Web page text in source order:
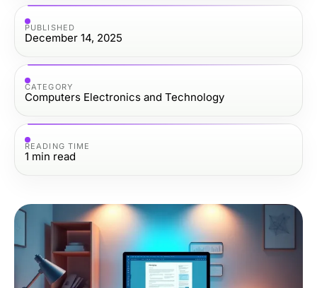
PUBLISHED
December 14, 2025
CATEGORY
Computers Electronics and Technology
READING TIME
1 min read